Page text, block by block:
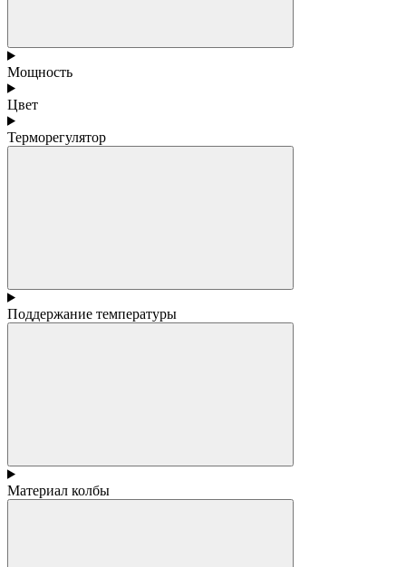
Мощность
Цвет
Терморегулятор
Поддержание температуры
Материал колбы